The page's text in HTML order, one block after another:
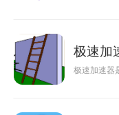
极速加
极速加速器